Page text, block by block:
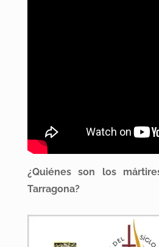
¿Quiénes son los
Tarragona?